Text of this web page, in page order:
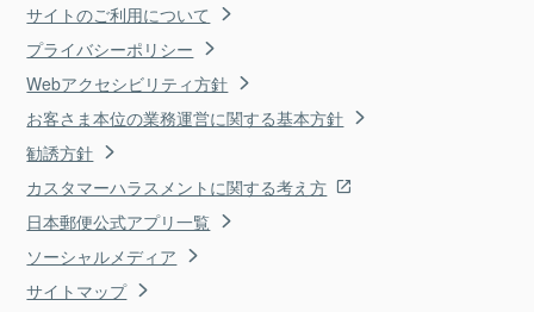
サイトのご利用について
プライバシーポリシー
Webアクセシビリティ方針
お客さま本位の業務運営に関する基本方針
勧誘方針
カスタマーハラスメントに関する考え方
日本郵便公式アプリ一覧
ソーシャルメディア
サイトマップ